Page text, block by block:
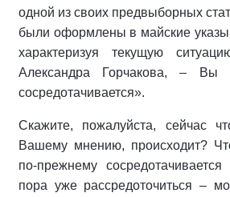
одной из своих предвыборных
были оформлены в майские
характеризуя текущую
Александра Горчакова, – Вы
сосредотачивается».
Скажите, пожалуйста, сейчас
Вашему мнению, происходит?
по-прежнему
пора уже рассредоточиться –